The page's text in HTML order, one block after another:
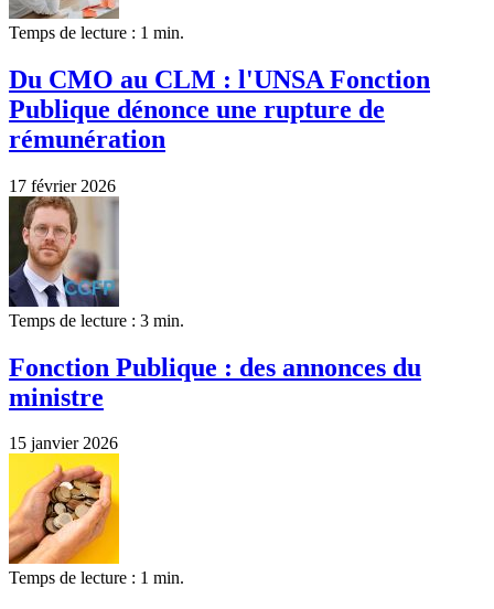
Temps de lecture : 1 min.
Du CMO au CLM : l'UNSA Fonction
Publique dénonce une rupture de
rémunération
17 février 2026
Temps de lecture : 3 min.
Fonction Publique : des annonces du
ministre
15 janvier 2026
Temps de lecture : 1 min.